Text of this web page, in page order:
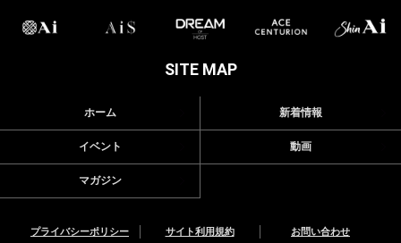
SITE MAP
ホーム 新着情報
イベント 動画
マガジン
プライバシーポリシー サイト利用規約 お問い合わせ